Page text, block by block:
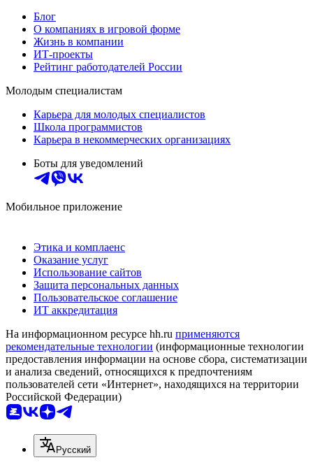
Блог
О компаниях в игровой форме
Жизнь в компании
ИТ-проекты
Рейтинг работодателей России
Молодым специалистам
Карьера для молодых специалистов
Школа программистов
Карьера в некоммерческих организациях
Боты для уведомлений
Мобильное приложение
Этика и комплаенс
Оказание услуг
Использование сайтов
Защита персональных данных
Пользовательское соглашение
ИТ аккредитация
На информационном ресурсе hh.ru применяются
рекомендательные технологии (информационные технологии
предоставления информации на основе сбора, систематизации
и анализа сведений, относящихся к предпочтениям
пользователей сети «Интернет», находящихся на территории
Российской Федерации)
Русский